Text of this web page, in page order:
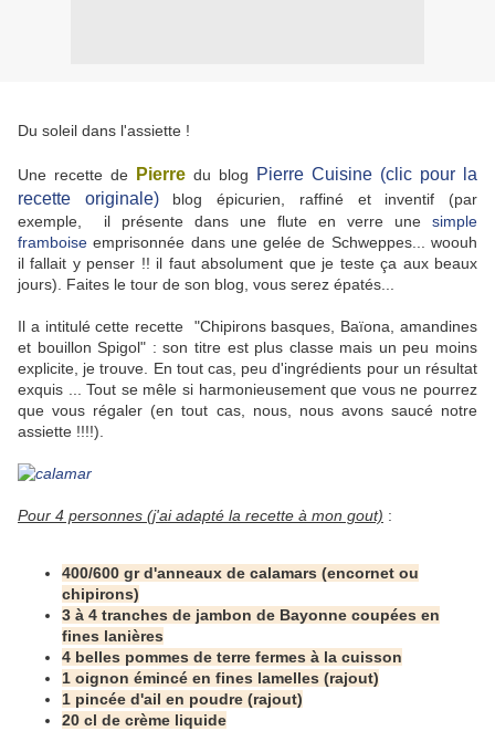
Du soleil dans l'assiette !
Une recette de Pierre du blog
Pierre Cuisine (clic pour la
recette originale) blog épicurien, raffiné et inventif (par
exemple, il présente dans une flute en verre une simple
framboise emprisonnée dans une gelée de Schweppes... woouh
il fallait y penser !! il faut absolument que je teste ça aux beaux
jours). Faites le tour de son blog, vous serez épatés...
Il a intitulé cette recette "Chipirons basques, Baïona, amandines
et bouillon Spigol" : son titre est plus classe mais un peu moins
explicite, je trouve. En tout cas, peu d'ingrédients pour un résultat
exquis ... Tout se mêle si harmonieusement que vous ne pourrez
que vous régaler (en tout cas, nous, nous avons saucé notre
assiette !!!!).
Pour 4 personnes (j'ai adapté la recette à mon gout) :
400/600 gr d'anneaux de calamars (encornet ou
chipirons)
3 à 4 tranches de jambon de Bayonne coupées en
fines lanières
4 belles pommes de terre fermes à la cuisson
1 oignon émincé en fines lamelles (rajout)
1 pincée d'ail en poudre (rajout)
20 cl de crème liquide